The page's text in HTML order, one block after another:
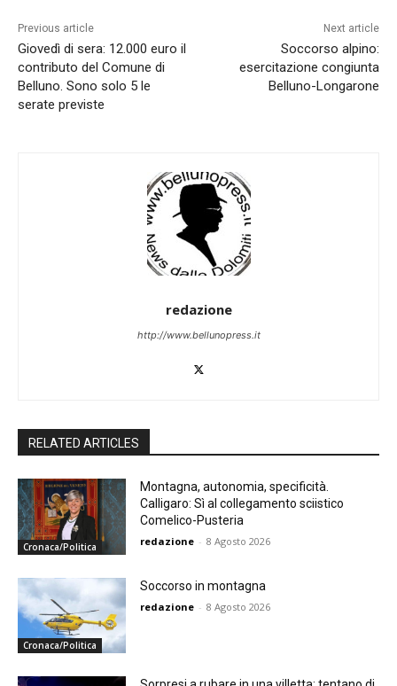
Previous article
Giovedì di sera: 12.000 euro il
contributo del Comune di
Belluno. Sono solo 5 le
serate previste
Next article
Soccorso alpino:
esercitazione congiunta
Belluno-Longarone
redazione
http://www.bellunopress.it
RELATED ARTICLES
Cronaca/Politica
Montagna, autonomia, specificità.
Calligaro: Sì al collegamento sciistico
Comelico-Pusteria
redazione - 8 Agosto 2026
Cronaca/Politica
Soccorso in montagna
redazione - 8 Agosto 2026